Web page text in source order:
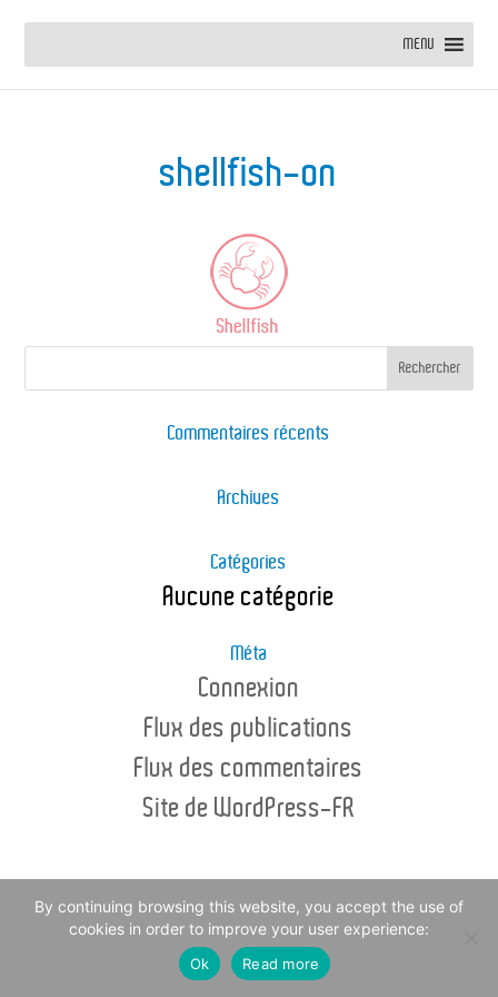
MENU
shellfish-on
Commentaires récents
Archives
Catégories
Aucune catégorie
Méta
Connexion
Flux des publications
Flux des commentaires
Site de WordPress-FR
© Copyright - Channel Sea Food 2016 - Legal Notice
By continuing browsing this website, you accept the use of
cookies in order to improve your user experience:
Ok Read more